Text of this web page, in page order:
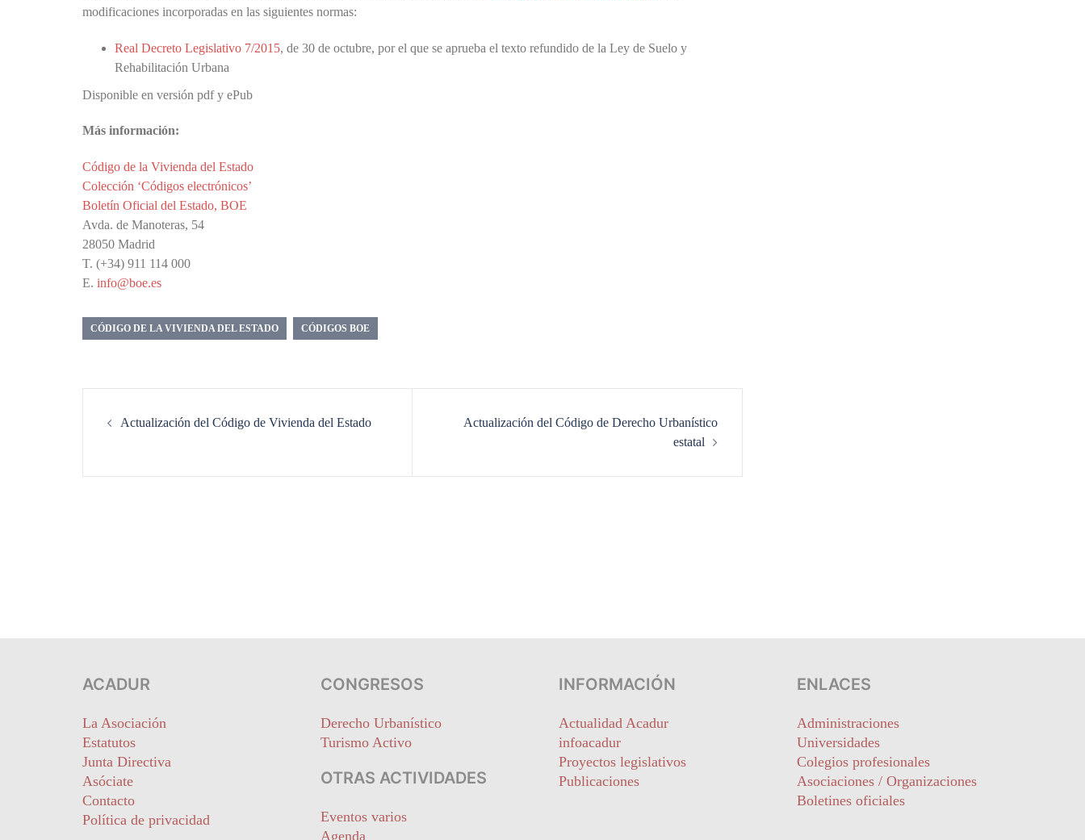
modificaciones incorporadas en las siguientes normas:
Real Decreto Legislativo 7/2015, de 30 de octubre, por el que se aprueba el texto refundido de la Ley de Suelo y
Rehabilitación Urbana
Disponible en versión pdf y ePub
Más información:
Código de la Vivienda del Estado
Colección ‘Códigos electrónicos’
Boletín Oficial del Estado, BOE
Avda. de Manoteras, 54
28050 Madrid
T. (+34) 911 114 000
E. info@boe.es
CÓDIGO DE LA VIVIENDA DEL ESTADO CÓDIGOS BOE
Actualización del Código de Vivienda del Estado
Actualización del Código de Derecho Urbanístico
estatal
ACADUR
La Asociación
Estatutos
Junta Directiva
Asóciate
Contacto
Política de privacidad
CONGRESOS
Derecho Urbanístico
Turismo Activo
OTRAS ACTIVIDADES
Eventos varios
Agenda
INFORMACIÓN
Actualidad Acadur
infoacadur
Proyectos legislativos
Publicaciones
ENLACES
Administraciones
Universidades
Colegios profesionales
Asociaciones / Organizaciones
Boletines oficiales